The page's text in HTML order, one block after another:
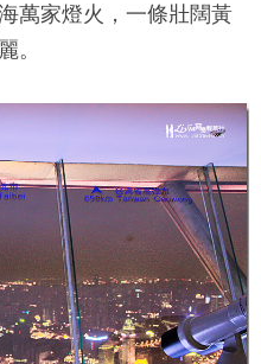
萬家燈火，一條壯闊黃
。